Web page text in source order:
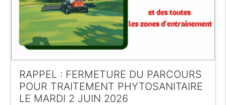
RAPPEL : FERMETURE DU PARCOURS
POUR TRAITEMENT PHYTOSANITAIRE
LE MARDI 2 JUIN 2026